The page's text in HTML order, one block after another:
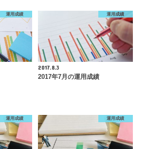
運用成績 運用成績
2017.8.3
2017年7月の運用成績
運用成績 運用成績